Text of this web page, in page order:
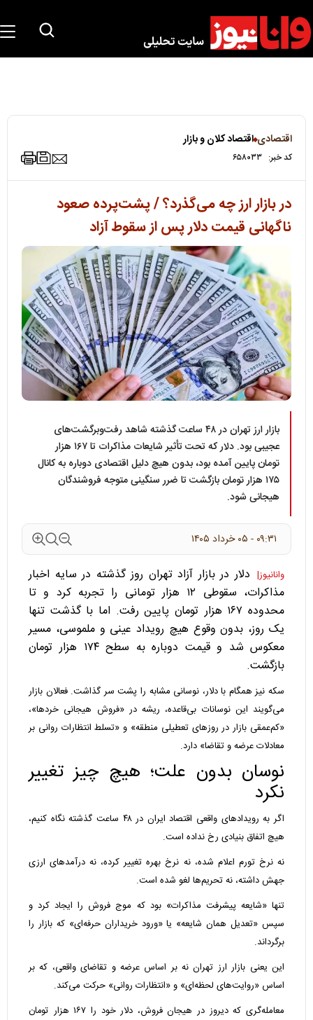
اقتصادی اقتصاد کلان و بازار
کد خبر: ۶۵۸۰۳۳
در بازار ارز چه می‌گذرد؟ / پشت‌پرده صعود
ناگهانی قیمت دلار پس از سقوط آزاد
بازار ارز تهران در ۴۸ ساعت گذشته شاهد رفت‌وبرگشت‌های
عجیبی بود. دلار که تحت تأثیر شایعات مذاکرات تا ۱۶۷ هزار
تومان پایین آمده بود، بدون هیچ دلیل اقتصادی دوباره به کانال
۱۷۵ هزار تومان بازگشت تا ضرر سنگینی متوجه فروشندگان
هیجانی شود.
۰۹:۳۱ - ۰۵ خرداد ۱۴۰۵
وانانیوز| دلار در بازار آزاد تهران روز گذشته در سایه اخبار
مذاکرات، سقوطی ۱۲ هزار تومانی را تجربه کرد و تا
محدوده ۱۶۷ هزار تومان پایین رفت. اما با گذشت تنها
یک روز، بدون وقوع هیچ رویداد عینی و ملموسی، مسیر
معکوس شد و قیمت دوباره به سطح ۱۷۴ هزار تومان
بازگشت.
سکه نیز همگام با دلار، نوسانی مشابه را پشت سر گذاشت. فعالان بازار
می‌گویند این نوسانات بی‌قاعده، ریشه در «فروش هیجانی خردها»،
«کم‌عمقی بازار در روزهای تعطیلی منطقه» و «تسلط انتظارات روانی بر
معادلات عرضه و تقاضا» دارد.
نوسان بدون علت؛ هیچ چیز تغییر
نکرد
اگر به رویدادهای واقعی اقتصاد ایران در ۴۸ ساعت گذشته نگاه کنیم،
هیچ اتفاق بنیادی رخ نداده است.
نه نرخ تورم اعلام شده، نه نرخ بهره تغییر کرده، نه درآمدهای ارزی
جهش داشته، نه تحریم‌ها لغو شده است.
تنها «شایعه پیشرفت مذاکرات» بود که موج فروش را ایجاد کرد و
سپس «تعدیل همان شایعه» یا «ورود خریداران حرفه‌ای» که بازار را
برگرداند.
این یعنی بازار ارز تهران نه بر اساس عرضه و تقاضای واقعی، که بر
اساس «روایت‌های لحظه‌ای» و «انتظارات روانی» حرکت می‌کند.
معامله‌گری که دیروز در هیجان فروش، دلار خود را ۱۶۷ هزار تومان